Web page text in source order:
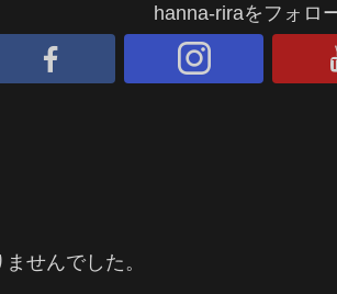
hanna-riraをフォロ
せんでした。